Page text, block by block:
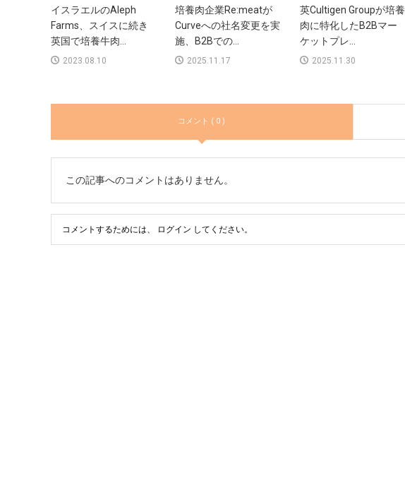
イスラエルのAleph
Farms、スイスに続き
英国で培養牛肉...
2023.08.10
培養肉企業Re:meatが
Curveへの社名変更を実
施、B2Bでの...
2025.11.17
英Cultigen Groupが培養
肉に特化したB2Bマー
ケットプレ...
2025.11.30
コメント ( 0 )
この記事へのコメントはありません。
コメントするためには、 ログイン してください。